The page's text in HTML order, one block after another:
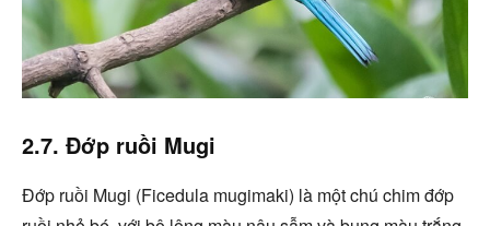
2.7. Đớp ruồi Mugi
Đớp ruồi Mugi (Ficedula mugimaki) là một chú chim đớp